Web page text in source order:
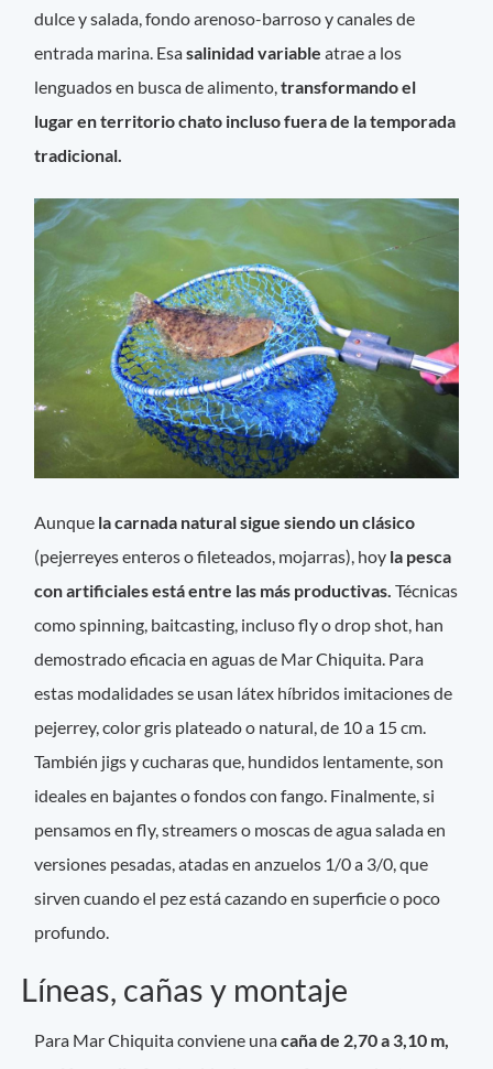
dulce y salada, fondo arenoso-barroso y canales de
entrada marina. Esasalinidad variableatrae a los
lenguados en busca de alimento,transformando el
lugar en territorio chato incluso fuera de la temporada
tradicional.
Aunque la carnada natural sigue siendo un clásico
(pejerreyes enteros o fileteados, mojarras), hoy la pesca
con artificiales está entre las más productivas. Técnicas
como spinning, baitcasting, incluso fly o drop shot, han
demostrado eficacia en aguas de Mar Chiquita. Para
estas modalidades se usan látex híbridos imitaciones de
pejerrey, color gris plateado o natural, de 10 a 15 cm.
También jigs y cucharas que, hundidos lentamente, son
ideales en bajantes o fondos con fango. Finalmente, si
pensamos en fly, streamers o moscas de agua salada en
versiones pesadas, atadas en anzuelos 1/0 a 3/0, que
sirven cuando el pez está cazando en superficie o poco
profundo.
Líneas, cañas y montaje
Para Mar Chiquita conviene unacaña de 2,70 a 3,10 m,